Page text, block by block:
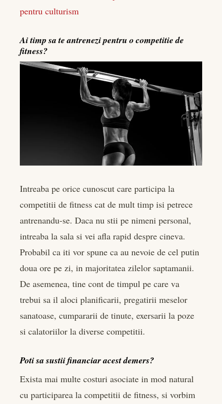
pentru culturism
Ai timp sa te antrenezi pentru o competitie de
fitness?
Intreaba pe orice cunoscut care participa la
competitii de fitness cat de mult timp isi petrece
antrenandu-se. Daca nu stii pe nimeni personal,
intreaba la sala si vei afla rapid despre cineva.
Probabil ca iti vor spune ca au nevoie de cel putin
doua ore pe zi, in majoritatea zilelor saptamanii.
De asemenea, tine cont de timpul pe care va
trebui sa il aloci planificarii, pregatirii meselor
sanatoase, cumpararii de tinute, exersarii la poze
si calatoriilor la diverse competitii.
Poti sa sustii financiar acest demers?
Exista mai multe costuri asociate in mod natural
cu participarea la competitii de fitness, si vorbim